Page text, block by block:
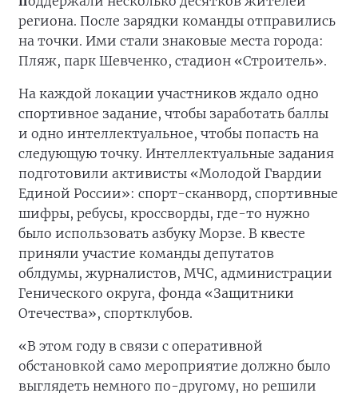
региона. После зарядки команды отправились
на точки. Ими стали знаковые места города:
Пляж, парк Шевченко, стадион «Строитель».
На каждой локации участников ждало одно
спортивное задание, чтобы заработать баллы
и одно интеллектуальное, чтобы попасть на
следующую точку. Интеллектуальные задания
подготовили активисты «Молодой Гвардии
Единой России»: спорт-сканворд, спортивные
шифры, ребусы, кроссворды, где-то нужно
было использовать азбуку Морзе. В квесте
приняли участие команды депутатов
облдумы, журналистов, МЧС, администрации
Генического округа, фонда «Защитники
Отечества», спортклубов.
«В этом году в связи с оперативной
обстановкой само мероприятие должно было
выглядеть немного по-другому, но решили